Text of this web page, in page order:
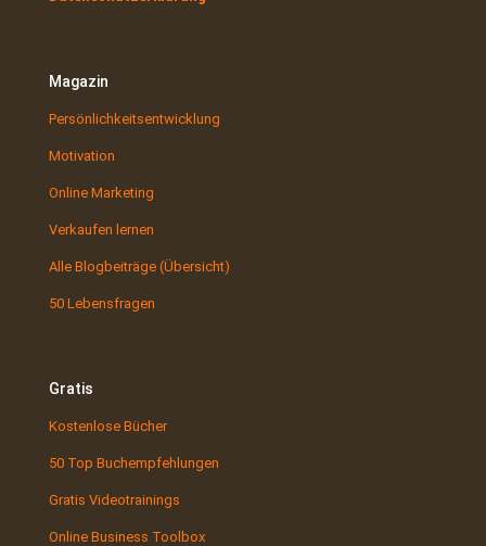
Magazin
Persönlichkeitsentwicklung
Motivation
Online Marketing
Verkaufen lernen
Alle Blogbeiträge (Übersicht)
50 Lebensfragen
Gratis
Kostenlose Bücher
50 Top Buchempfehlungen
Gratis Videotrainings
Online Business Toolbox